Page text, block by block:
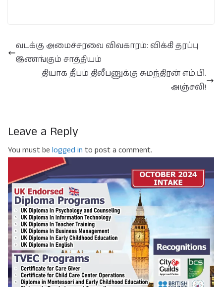
வடக்கு அமைச்சரவை விவகாரம்: விக்கி தரப்பு
இணங்கும் சாத்தியம்
தியாக தீபம் திலீபனுக்கு சுமந்திரன் எம்.பி.
அஞ்சலி!
Leave a Reply
You must be logged in to post a comment.